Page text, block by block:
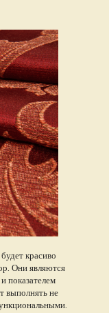
красиво
Они являются
показателем
выполнять не